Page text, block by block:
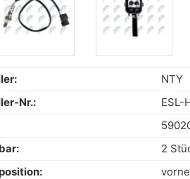
NTY
Nr.:
ESL-
2
vorne